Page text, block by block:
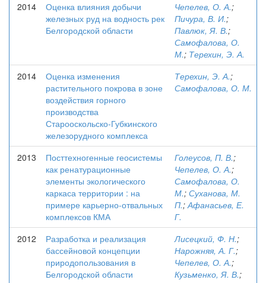
2014
Оценка влияния добычи
железных руд на водность рек
Белгородской области
Чепелев, О. А.;
Пичура, В. И.;
Павлюк, Я. В.;
Самофалова, О.
М.; Терехин, Э. А.
2014
Оценка изменения
растительного покрова в зоне
воздействия горного
производства
Старооскольско-Губкинского
железорудного комплекса
Терехин, Э. А.;
Самофалова, О. М.
2013
Посттехногенные геосистемы
как ренатурационные
элементы экологического
каркаса территории : на
примере карьерно-отвальных
комплексов КМА
Голеусов, П. В.;
Чепелев, О. А.;
Самофалова, О.
М.; Суханова, М.
П.;Афанасьев, Е.
Г.
2012
Разработка и реализация
бассейновой концепции
природопользования в
Белгородской области
Лисецкий, Ф. Н.;
Нарожняя, А. Г.;
Чепелев, О. А.;
Кузьменко, Я. В.;